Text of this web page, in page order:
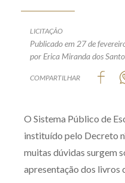
Política
Guia de Direitos
LICITAÇÃO
Publicado em 27 de
por Erica Miranda dos
COMPARTILHAR
O Sistema Público de
instituído pelo Decreto
muitas dúvidas surgem
apresentação dos livros